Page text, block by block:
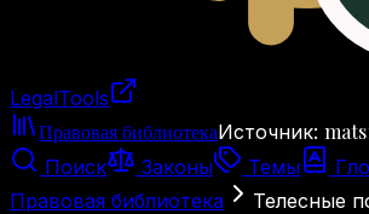
LegalTools
Загрузка аккаунта
Правовая библиотекаИсточник:
Поиск Законы Темы
Правовая библиотека
Телесные